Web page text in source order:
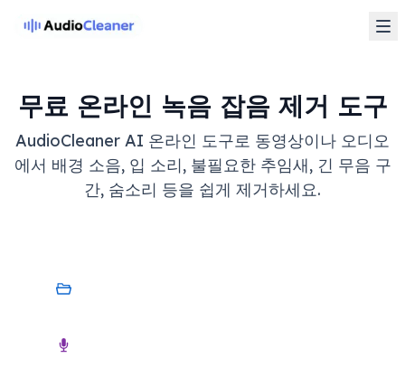
무료 온라인 녹음 잡음 제거 도구
AudioCleaner AI 온라인 도구로 동영상이나 오디오
에서 배경 소음, 입 소리, 불필요한 추임새, 긴 무음 구
간, 숨소리 등을 쉽게 제거하세요.